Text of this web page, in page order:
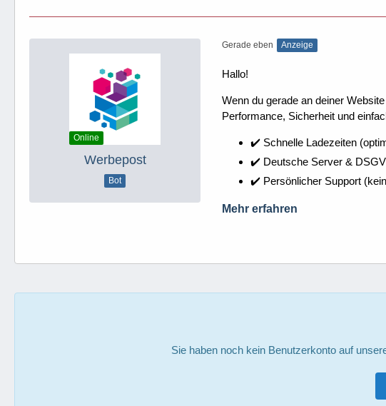
Online
Werbepost
Bot
Gerade eben Anzeige
Hallo!
Wenn du gerade an deiner
Performance, Sicherheit und
✔️ Schnelle Ladezeiten
✔️ Deutsche Server &
✔️ Persönlicher Support
Mehr erfahren
Sie haben noch kein Benutzerkonto auf